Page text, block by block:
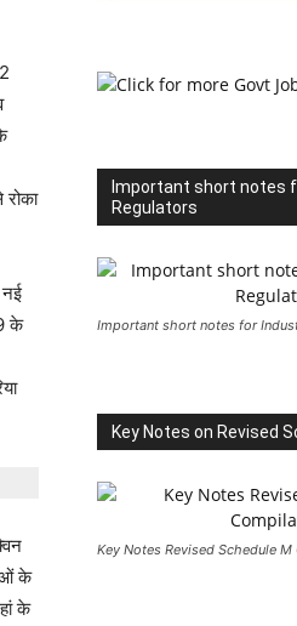
नई
के
के
के
Important short notes
Regulators
Important short notes for
Key Notes on Revised
Key Notes Revised Schedule